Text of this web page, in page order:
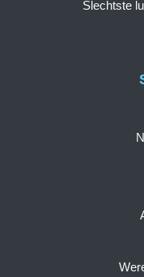
Slechtste